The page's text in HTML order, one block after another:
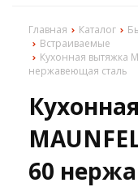
Главная Каталог
Встраиваемые
Кухонная вытяжка
нержавеющая сталь
60